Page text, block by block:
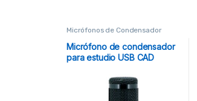
Micrófonos de Condensador
Micrófono de condensador
para estudio USB CAD